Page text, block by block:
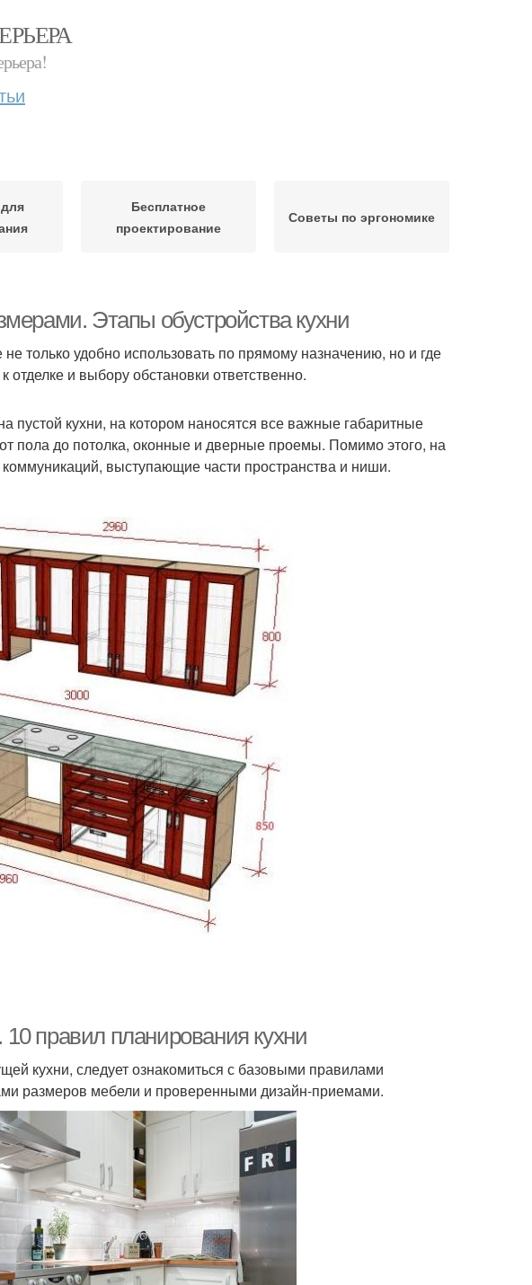
Бесплатное
проектирование
Советы по эргономике
Этапы обустройства кухни
только удобно использовать по прямому назначению, но и где
отделке и выбору обстановки ответственно.
пустой кухни, на котором наносятся все важные габаритные
пола до потолка, оконные и дверные проемы. Помимо этого, на
выступающие части пространства и ниши.
правил планирования кухни
кухни, следует ознакомиться с базовыми правилами
размеров мебели и проверенными дизайн-приемами.